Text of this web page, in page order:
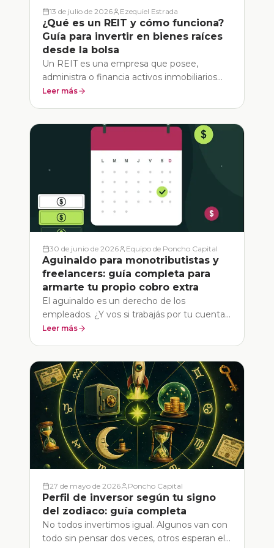
13 de julio de 2026 Ezequiel Estrada
¿Qué es un REIT y cómo funciona?
Guía para invertir en bienes raíces
desde la bolsa
Un REIT es una empresa que posee,
administra o financia activos inmobiliarios
destinados a generar ingresos. A través de
directamente una casa, un departamento o
Leer más
30 de junio de 2026 Equipo de Poncho Capital
Aguinaldo para monotributistas y
freelancers: guía completa para
armarte tu propio cobro extra
El aguinaldo es un derecho de los
empleados. ¿Y vos si trabajás por tu cuenta?
Descubrí cómo crear tu propio aguinaldo en
Leer más
27 de mayo de 2026 Poncho Capital
Perfil de inversor según tu signo
del zodiaco: guía completa
No todos invertimos igual. Algunos van con
todo sin pensar dos veces, otros esperan el